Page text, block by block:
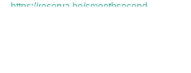
https://reserva.be/smoothsecond